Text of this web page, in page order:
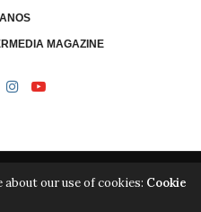
MAGAZINE
our use of cookies: Cookie